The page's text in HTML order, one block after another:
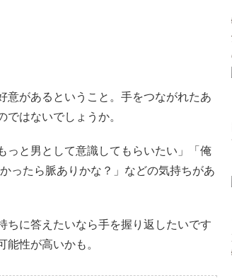
意があるということ。手をつながれたあ
はないでしょうか。
っと男として意識してもらいたい」「俺
ったら脈ありかな？」などの気持ちがあ
ちに答えたいなら手を握り返したいです
性が高いかも。